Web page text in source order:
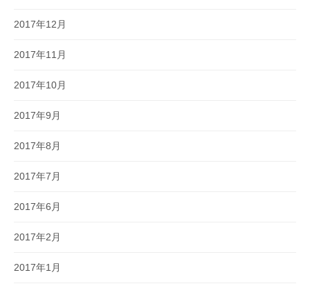
2017年12月
2017年11月
2017年10月
2017年9月
2017年8月
2017年7月
2017年6月
2017年2月
2017年1月